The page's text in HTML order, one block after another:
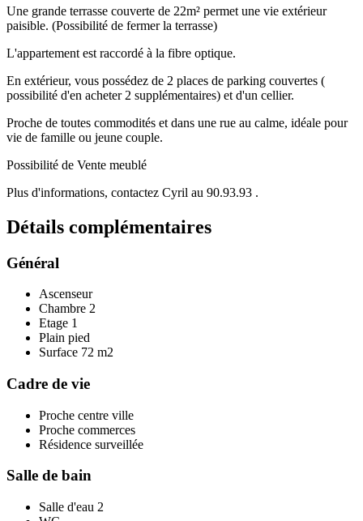
Une grande terrasse couverte de 22m² permet une vie extérieur
paisible. (Possibilité de fermer la terrasse)
L'appartement est raccordé à la fibre optique.
En extérieur, vous possédez de 2 places de parking couvertes (
possibilité d'en acheter 2 supplémentaires) et d'un cellier.
Proche de toutes commodités et dans une rue au calme, idéale pour
vie de famille ou jeune couple.
Possibilité de Vente meublé
Plus d'informations, contactez Cyril au 90.93.93 .
Détails complémentaires
Général
Ascenseur
Chambre 2
Etage 1
Plain pied
Surface 72 m2
Cadre de vie
Proche centre ville
Proche commerces
Résidence surveillée
Salle de bain
Salle d'eau 2